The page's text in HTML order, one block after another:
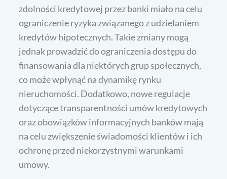
zdolności kredytowej przez banki miało na celu
ograniczenie ryzyka związanego z udzielaniem
kredytów hipotecznych. Takie zmiany mogą
jednak prowadzić do ograniczenia dostępu do
finansowania dla niektórych grup społecznych,
co może wpłynąć na dynamikę rynku
nieruchomości. Dodatkowo, nowe regulacje
dotyczące transparentności umów kredytowych
oraz obowiązków informacyjnych banków mają
na celu zwiększenie świadomości klientów i ich
ochronę przed niekorzystnymi warunkami
umowy.